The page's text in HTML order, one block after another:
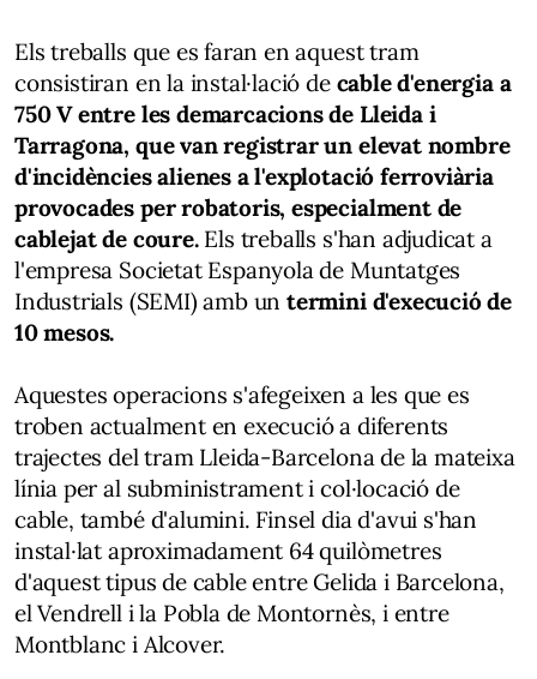
Els treballs que es faran en aquest tram
consistiran en la instal·lació decable d'energia a
750 V entre les demarcacions de Lleida i
Tarragona, que van registrar un elevat nombre
d'incidències alienes a l'explotació ferroviària
provocades per robatoris, especialment de
cablejat de coure. Els treballs s'han adjudicat a
l'empresa Societat Espanyola de Muntatges
Industrials (SEMI) amb un termini d'execució de
10 mesos.
Aquestes operacions s'afegeixen a les que es
troben actualment en execució a diferents
trajectes del tram Lleida-Barcelona de la mateixa
línia per al subministrament i col·locació de
cable, també d'alumini. Finsel dia d'avui s'han
instal·lat aproximadament 64 quilòmetres
d'aquest tipus de cable entre Gelida i Barcelona,
el Vendrell i la Pobla de Montornès, i entre
Montblanc i Alcover.